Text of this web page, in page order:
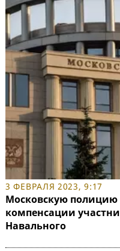
3 ФЕВРАЛЯ 2023, 9:17
Московскую полицию
компенсации
Навального